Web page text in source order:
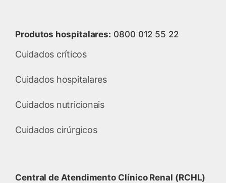
Produtos hospitalares: 0800 012 55 22
Cuidados críticos
Cuidados hospitalares
Cuidados nutricionais
Cuidados cirúrgicos
Central de Atendimento Clínico Renal (RCHL)